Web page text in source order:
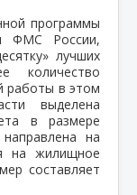
программы
ФМС России,
лучших
количество
работы в этом
выделена
в размере
на
на жилищное
составляет